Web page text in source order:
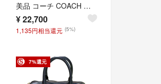
美品 コーチ COACH ボイジャー ジムバッグ 2way ボストンバッグ ショルダーバッグ トラベル ブラック 黒 ナイロン レザー 本革 手持ち 斜め掛け クロスボディ 大容量 出張 旅行 帰省 ボーナス 夏休み 父の日 ゴルフ サマーギフト 大人
¥22,700
1,135円相当還元 (5%)
7%還元